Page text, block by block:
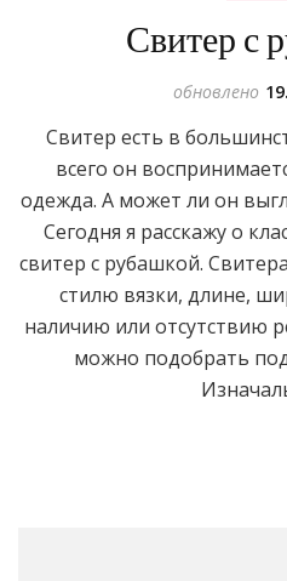
Свитер с
обновлено
Свитер есть в
всего он
одежда. А может ли он
Сегодня я расскажу о
свитер с рубашкой.
стилю вязки, длине,
наличию или отсутствию
можно подобрать